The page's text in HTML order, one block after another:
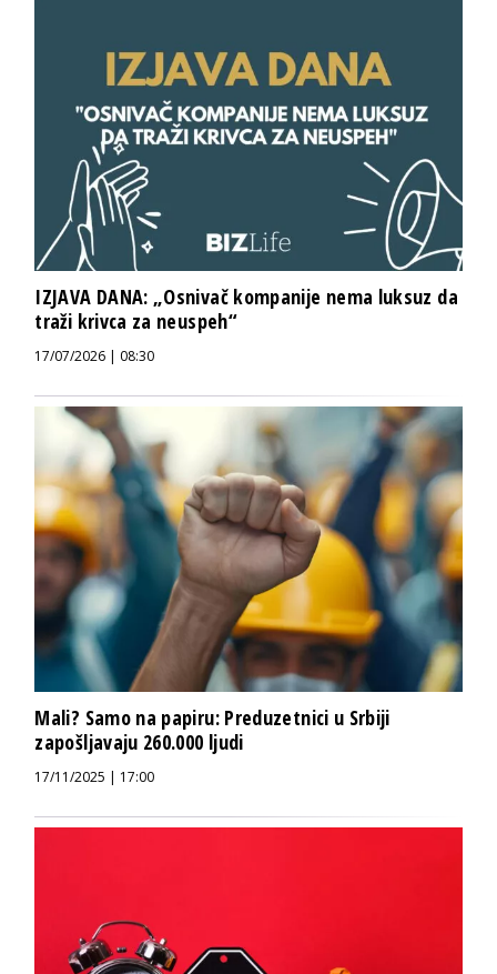
IZJAVA DANA: „Osnivač kompanije nema luksuz da
traži krivca za neuspeh“
17/07/2026 | 08:30
Mali? Samo na papiru: Preduzetnici u Srbiji
zapošljavaju 260.000 ljudi
17/11/2025 | 17:00